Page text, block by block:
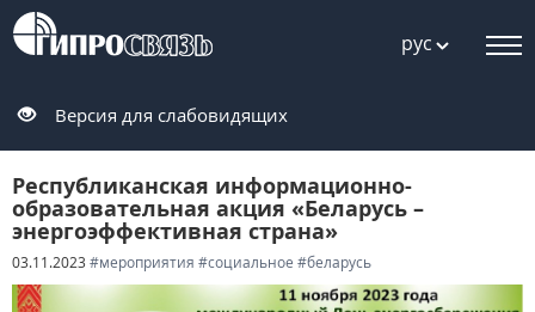
рус
Версия для слабовидящих
Республиканская информационно-
образовательная акция «Беларусь –
энергоэффективная страна»
03.11.2023 #мероприятия #социальное #беларусь